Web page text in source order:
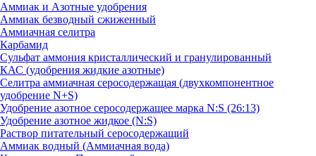
Аммиак и Азотные удобрения
Аммиак безводный сжиженный
Аммиачная селитра
Карбамид
Сульфат аммония кристаллический и гранулированный
КАС (удобрения жидкие азотные)
Селитра аммиачная серосодержащая (двухкомпонентное
удобрение N+S)
Удобрение азотное серосодержащее марка N:S (26:13)
Удобрение азотное жидкое (N:S)
Раствор питательный серосодержащий
Аммиак водный (Аммиачная вода)